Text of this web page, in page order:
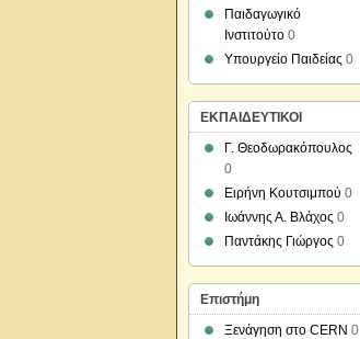
Παιδαγωγικό
Ινστιτούτο 0
Υπουργείο Παιδείας 0
ΕΚΠΑΙΔΕΥΤΙΚΟΙ
Γ. Θεοδωρακόπουλος
0
Ειρήνη Κουτσιμπού 0
Ιωάννης Α. Βλάχος 0
Παντάκης Γιώργος 0
Επιστήμη
Ξενάγηση στο CERN 0